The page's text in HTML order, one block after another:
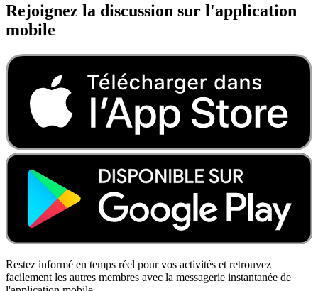
Rejoignez la discussion sur l'application
mobile
Restez informé en temps réel pour vos activités et retrouvez
facilement les autres membres avec la messagerie instantanée de